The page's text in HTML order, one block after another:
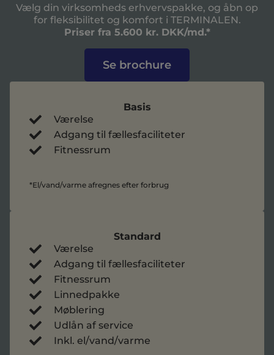
Vælg din virksomheds erhvervspakke, og åbn op
for fleksibilitet og komfort i TERMINALEN.
Priser fra 5.600 kr. DKK/md.*
Se brochure
Basis
Værelse
Adgang til fællesfaciliteter
Fitnessrum
*El/vand/varme afregnes efter forbrug
Standard
Værelse
Adgang til fællesfaciliteter
Fitnessrum
Linnedpakke
Møblering
Udlån af service
Inkl. el/vand/varme